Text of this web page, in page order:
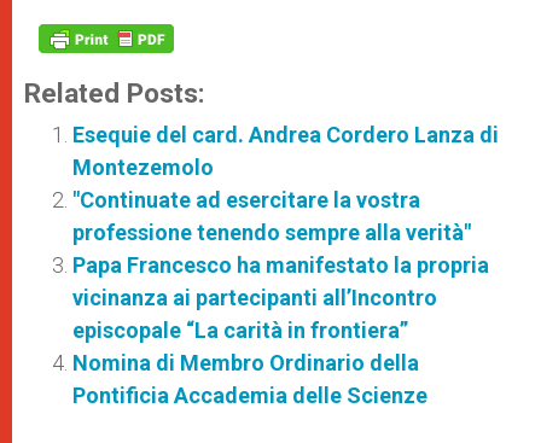
Related Posts:
Esequie del card. Andrea Cordero Lanza di
Montezemolo
"Continuate ad esercitare la vostra
professione tenendo sempre alla verità"
Papa Francesco ha manifestato la propria
vicinanza ai partecipanti all’Incontro
episcopale “La carità in frontiera”
Nomina di Membro Ordinario della
Pontificia Accademia delle Scienze